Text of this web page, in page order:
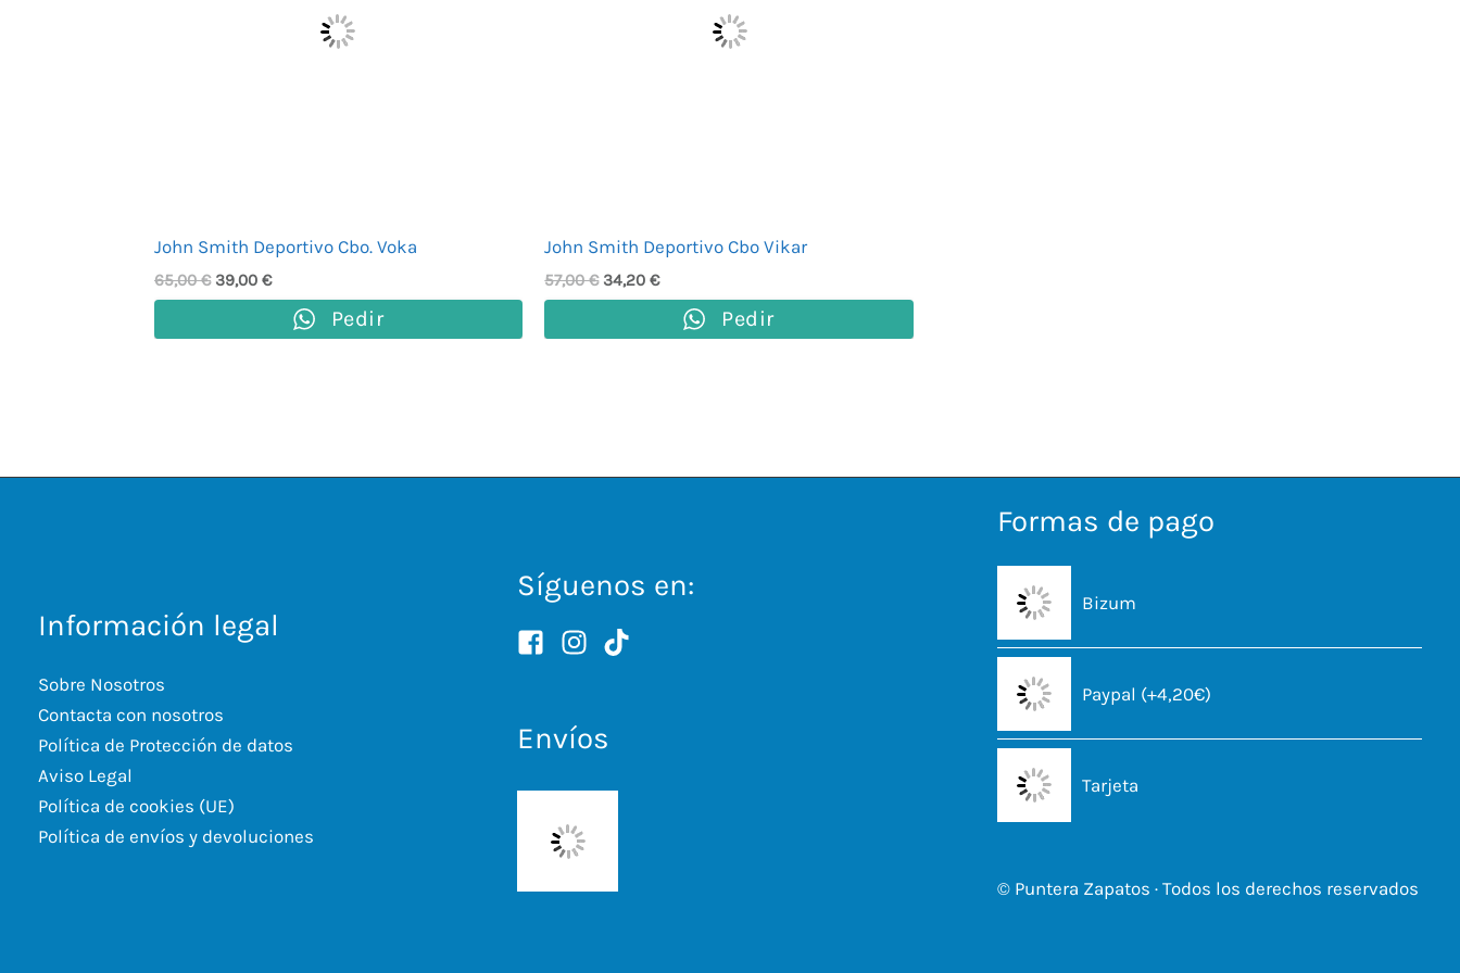
John Smith Deportivo Cbo. Voka
65,00€ 39,00 €
Pedir
John Smith Deportivo Cbo Vikar
57,00€ 34,20€
Pedir
Información legal
Sobre Nosotros
Contacta con nosotros
Política de Protección de datos
Aviso Legal
Política de cookies (UE)
Política de envíos y devoluciones
Síguenos en:
Envíos
Formas de pago
Bizum
Paypal (+4,20€)
Tarjeta
© Puntera Zapatos · Todos los derechos reservados